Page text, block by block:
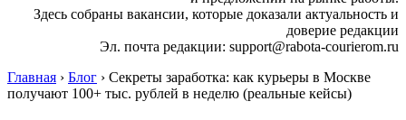
Здесь собраны вакансии, которые доказали актуальность и
доверие редакции
Эл. почта редакции: support@rabota-courierom.ru
Главная › Блог › Секреты заработка: как курьеры в Москве
получают 100+ тыс. рублей в неделю (реальные кейсы)